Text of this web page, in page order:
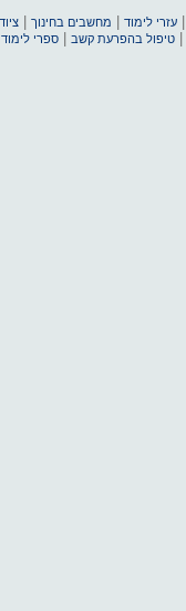
עזרי לימוד מחשבים בחינוך |
|טיפול בהפרעת קשב |ספרי